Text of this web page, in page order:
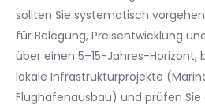
sollten Sie systematisch
für Belegung, Preisentwicklung
über einen 5–15-Jahres-Horizont,
lokale Infrastrukturprojekte
Flughafenausbau) und prüfen Sie